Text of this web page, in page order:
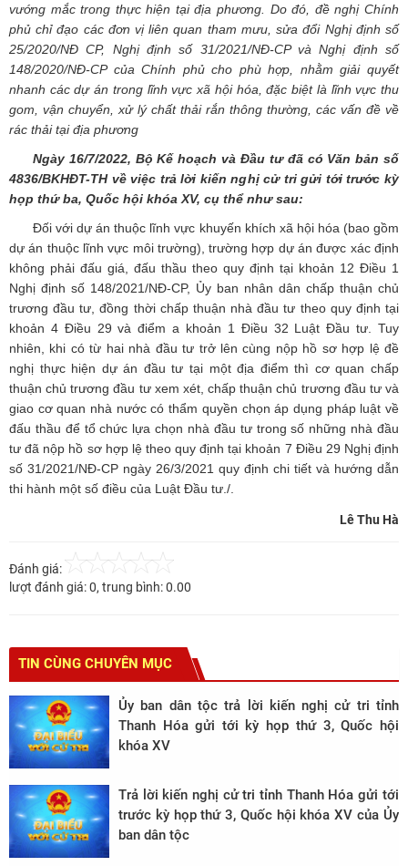
vướng mắc trong thực hiện tại địa phương. Do đó, đề nghị Chính
phủ chỉ đạo các đơn vị liên quan tham mưu, sửa đổi Nghị định số
25/2020/NĐ CP, Nghị định số 31/2021/NĐ-CP và Nghị định số
148/2020/NĐ-CP của Chính phủ cho phù hợp, nhằm giải quyết
nhanh các dự án trong lĩnh vực xã hội hóa, đặc biệt là lĩnh vực thu
gom, vận chuyển, xử lý chất thải rắn thông thường, các vấn đề về
rác thải tại địa phương
Ngày 16/7/2022, Bộ Kế hoạch và Đầu tư đã có Văn bản số
4836/BKHĐT-TH về việc trả lời kiến nghị cử tri gửi tới trước kỳ
họp thứ ba, Quốc hội khóa XV, cụ thể như sau:
Đối với dự án thuộc lĩnh vực khuyến khích xã hội hóa (bao gồm
dự án thuộc lĩnh vực môi trường), trường hợp dự án được xác định
không phải đấu giá, đấu thầu theo quy định tại khoản 12 Điều 1
Nghị định số 148/2021/NĐ-CP, Ủy ban nhân dân chấp thuận chủ
trương đầu tư, đồng thời chấp thuận nhà đầu tư theo quy định tại
khoản 4 Điều 29 và điểm a khoản 1 Điều 32 Luật Đầu tư. Tuy
nhiên, khi có từ hai nhà đầu tư trở lên cùng nộp hồ sơ hợp lệ đề
nghị thực hiện dự án đầu tư tại một địa điểm thì cơ quan chấp
thuận chủ trương đầu tư xem xét, chấp thuận chủ trương đầu tư và
giao cơ quan nhà nước có thẩm quyền chọn áp dụng pháp luật về
đấu thầu để tổ chức lựa chọn nhà đầu tư trong số những nhà đầu
tư đã nộp hồ sơ hợp lệ theo quy định tại khoản 7 Điều 29 Nghị định
số 31/2021/NĐ-CP ngày 26/3/2021 quy định chi tiết và hướng dẫn
thi hành một số điều của Luật Đầu tư./.
Lê Thu Hà
Đánh giá:
lượt đánh giá:0, trung bình:0.00
TIN CÙNG CHUYÊN MỤC
Ủy ban dân tộc trả lời kiến nghị cử tri tỉnh
Thanh Hóa gửi tới kỳ họp thứ 3, Quốc hội
khóa XV
Trả lời kiến nghị cử tri tỉnh Thanh Hóa gửi tới
trước kỳ họp thứ 3, Quốc hội khóa XV của Ủy
ban dân tộc